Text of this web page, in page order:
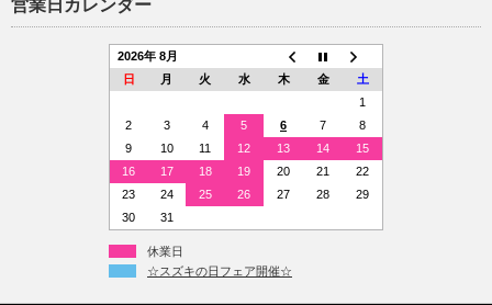
2026年 8月
日
月 火 水 木 金
土
1
2
3 4 5 6 7
8
9
10 11 12 13 14
15
16
17 18 19 20 21
22
23
24 25 26 27 28
29
30
31
休業日
☆スズキの日フェア開催☆